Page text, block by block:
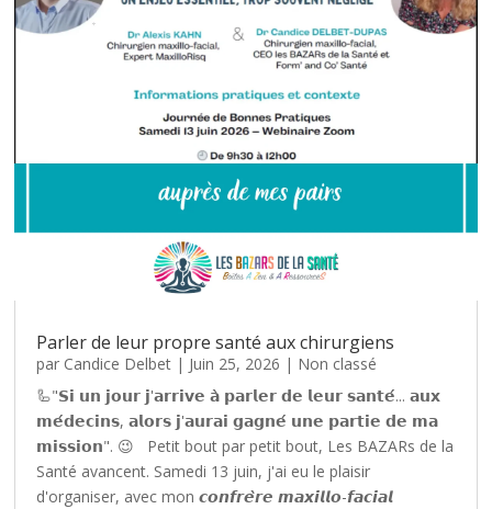
Parler de leur propre santé aux chirurgiens
par Candice Delbet | Juin 25, 2026 | Non classé
🦾"𝗦𝗶 𝘂𝗻 𝗷𝗼𝘂𝗿 𝗷'𝗮𝗿𝗿𝗶𝘃𝗲 𝗮̀ 𝗽𝗮𝗿𝗹𝗲𝗿 𝗱𝗲 𝗹𝗲𝘂𝗿 𝘀𝗮𝗻𝘁𝗲́... 𝗮𝘂𝘅
𝗺𝗲́𝗱𝗲𝗰𝗶𝗻𝘀, 𝗮𝗹𝗼𝗿𝘀 𝗷'𝗮𝘂𝗿𝗮𝗶 𝗴𝗮𝗴𝗻𝗲́ 𝘂𝗻𝗲 𝗽𝗮𝗿𝘁𝗶𝗲 𝗱𝗲 𝗺𝗮
𝗺𝗶𝘀𝘀𝗶𝗼𝗻". 😉 Petit bout par petit bout, Les BAZARs de la
Santé avancent. Samedi 13 juin, j'ai eu le plaisir
d'organiser, avec mon 𝙘𝙤𝙣𝙛𝙧𝙚̀𝙧𝙚 𝙢𝙖𝙭𝙞𝙡𝙡𝙤-𝙛𝙖𝙘𝙞𝙖𝙡